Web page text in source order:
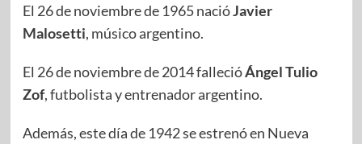
El 26 de noviembre de 1965 nacióJavier
Malosetti, músico argentino.
El 26 de noviembre de 2014 fallecióÁngel Tulio
Zof, futbolista y entrenador argentino.
Además, este día de 1942 se estrenó en Nueva